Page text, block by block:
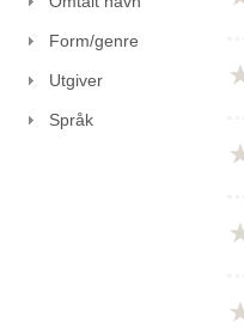
Form/genre
Utgiver
Språk